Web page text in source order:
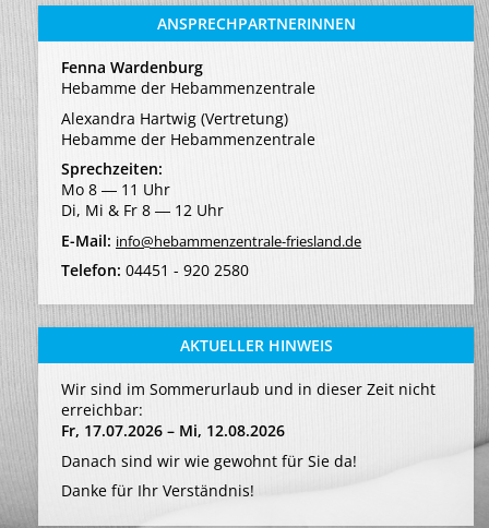
ANSPRECHPARTNERINNEN
Fenna Wardenburg
Hebamme der Hebammenzentrale
Alexandra Hartwig (Vertretung)
Hebamme der Hebammenzentrale
Sprechzeiten:
Mo 8 ― 11 Uhr
Di, Mi & Fr 8 ― 12 Uhr
E-Mail: info@hebammenzentrale-friesland.de
Telefon: 04451 - 920 2580
AKTUELLER HINWEIS
Wir sind im Sommerurlaub und in dieser Zeit nicht
erreichbar:
Fr, 17.07.2026 – Mi, 12.08.2026
Danach sind wir wie gewohnt für Sie da!
Danke für Ihr Verständnis!